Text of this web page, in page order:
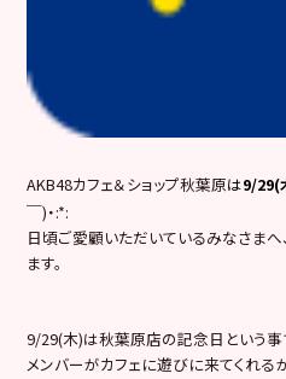
AKB48カフェ＆ショップ秋葉原は9/29(
￣)・:*:
日頃ご愛顧いただいているみなさまへ
ます。
9/29(木)は秋葉原店の記念日という事
メンバーがカフェに遊びに来てくれるか